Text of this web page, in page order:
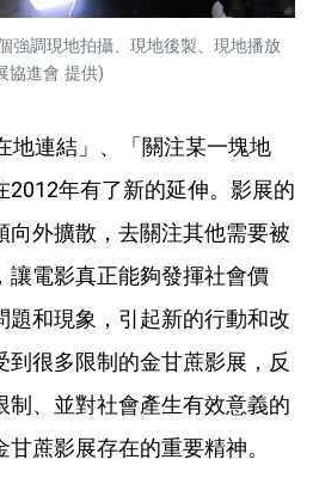
強調現地拍攝、現地後製、現地播放
協進會 提供)
地連結」、「關注某一塊地
2012年有了新的延伸。影展的
向外擴散，去關注其他需要被
讓電影真正能夠發揮社會價
題和現象，引起新的行動和改
到很多限制的金甘蔗影展，反
制、並對社會產生有效意義的
蔗影展存在的重要精神。